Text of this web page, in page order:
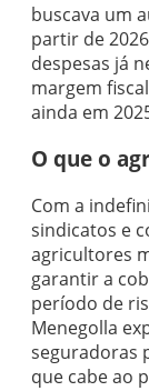
buscava um
partir de
despesas já
margem
ainda em
O que o
Com a
sindicatos e
agricultores
garantir a
período de
Menegolla
seguradoras
que cabe ao